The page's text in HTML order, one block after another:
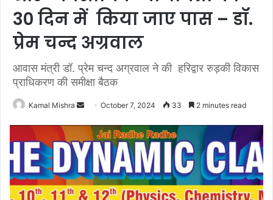
30 दिन में किया जाए पास – डॉ.
प्रेम चन्द अग्रवाल
आवास मंत्री डॉ. प्रेम चन्द अग्रवाल ने की हरिद्वार रुड़की विकास
प्राधिकरण की समीक्षा बैठक
Kamal Mishra
Send
email
October 7, 2024 33 2 minutes read